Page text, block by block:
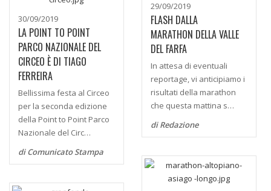
30/09/2019
LA POINT TO POINT
PARCO NAZIONALE DEL
CIRCEO È DI TIAGO
FERREIRA
Bellissima festa al Circeo
per la seconda edizione
della Point to Point Parco
Nazionale del Circ…
di Comunicato Stampa
29/09/2019
FLASH DALLA
MARATHON DELLA VALLE
DEL FARFA
In attesa di eventuali
reportage, vi anticipiamo i
risultati della marathon
che questa mattina s…
di Redazione